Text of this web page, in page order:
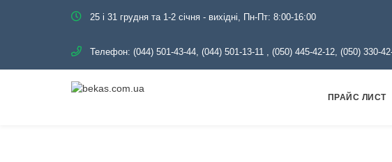
25 і 31 грудня та 1-2 січня - вихідні, Пн-Пт: 8:00-16:00
Телефон: (044) 501-43-44, (044) 501-13-11 , (050) 445-42-12, (050) 330-
ПРАЙС ЛИСТ